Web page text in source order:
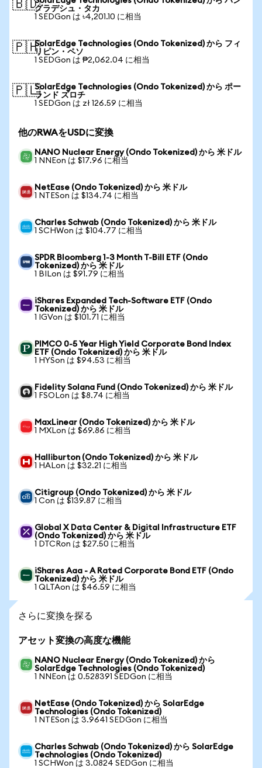
🇧🇩グラデシュ・タカ
1 SEDGon は ৳4,201.10 に相当
🇵🇭SolarEdge Technologies (Ondo Tokenized) から フィ
リピン・ペソ
1 SEDGon は ₱2,062.04 に相当
🇵🇱SolarEdge Technologies (Ondo Tokenized) から ポー
ランド ズロチ
1 SEDGon は zł 126.59 に相当
他のRWAをUSDに変換
NANO Nuclear Energy (Ondo Tokenized) から 米ドル
1 NNEon は $17.96 に相当
NetEase (Ondo Tokenized) から 米ドル
1 NTESon は $134.74 に相当
Charles Schwab (Ondo Tokenized) から 米ドル
1 SCHWon は $104.77 に相当
SPDR Bloomberg 1-3 Month T-Bill ETF (Ondo
Tokenized) から 米ドル
1 BILon は $91.79 に相当
iShares Expanded Tech-Software ETF (Ondo
Tokenized) から 米ドル
1 IGVon は $101.71 に相当
PIMCO 0-5 Year High Yield Corporate Bond Index
ETF (Ondo Tokenized) から 米ドル
1 HYSon は $94.53 に相当
Fidelity Solana Fund (Ondo Tokenized) から 米ドル
1 FSOLon は $8.74 に相当
MaxLinear (Ondo Tokenized) から 米ドル
1 MXLon は $69.86 に相当
Halliburton (Ondo Tokenized) から 米ドル
1 HALon は $32.21 に相当
Citigroup (Ondo Tokenized) から 米ドル
1 Con は $139.87 に相当
Global X Data Center & Digital Infrastructure ETF
(Ondo Tokenized) から 米ドル
1 DTCRon は $27.50 に相当
iShares Aaa - A Rated Corporate Bond ETF (Ondo
Tokenized) から 米ドル
1 QLTAon は $46.59 に相当
さらに変換を探る
アセット変換の高度な機能
NANO Nuclear Energy (Ondo Tokenized) から
SolarEdge Technologies (Ondo Tokenized)
1 NNEon は 0.528391 SEDGon に相当
NetEase (Ondo Tokenized) から SolarEdge
Technologies (Ondo Tokenized)
1 NTESon は 3.9641 SEDGon に相当
Charles Schwab (Ondo Tokenized) から SolarEdge
Technologies (Ondo Tokenized)
1 SCHWon は 3.0824 SEDGon に相当